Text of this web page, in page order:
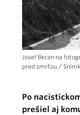
Josef Beran na
pred smrťou /
Po
prešiel aj